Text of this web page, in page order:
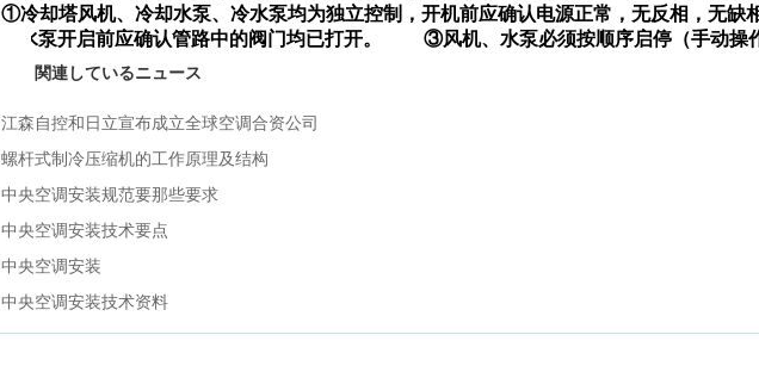
①冷却塔风机、冷却水泵、冷水泵均为独立控制，开机前应确认电源正常，无反相，无缺
水泵开启前应确认管路中的阀门均已打开。 ③风机、水泵必须按顺序启停（手动操
関連しているニュース
江森自控和日立宣布成立全球空调合资公司
螺杆式制冷压缩机的工作原理及结构
中央空调安装规范要那些要求
中央空调安装技术要点
中央空调安装
中央空调安装技术资料